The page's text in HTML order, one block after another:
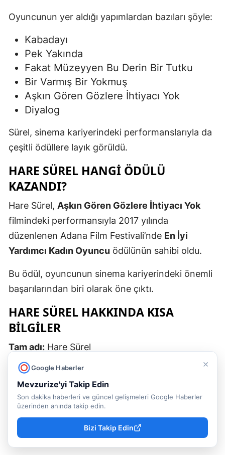
×
Google Haberler
Mevzurize'yi Takip Edin
Son dakika haberleri ve güncel gelişmeleri Google Haberler
üzerinden anında takip edin.
Bizi Takip Edin
Oyuncunun yer aldığı yapımlardan bazıları şöyle:
Kabadayı
Pek Yakında
Fakat Müzeyyen Bu Derin Bir Tutku
Bir Varmış Bir Yokmuş
Aşkın Gören Gözlere İhtiyacı Yok
Diyalog
Sürel, sinema kariyerindeki performanslarıyla da
çeşitli ödüllere layık görüldü.
HARE SÜREL HANGI ÖDÜLÜ
KAZANDI?
Hare Sürel, Aşkın Gören Gözlere İhtiyacı Yok
filmindeki performansıyla 2017 yılında
düzenlenen Adana Film Festivali’nde En İyi
Yardımcı Kadın Oyuncu ödülünün sahibi oldu.
Bu ödül, oyuncunun sinema kariyerindeki önemli
başarılarından biri olarak öne çıktı.
HARE SÜREL HAKKINDA KISA
BILGILER
Tam adı: Hare Sürel
Doğum tarihi:5 Mart 1983
Doğum yeri:Göztepe, İstanbul
Yaşı:43 (2026 itibarıyla)
Memleketi:Ailesi Samsun Bafralı